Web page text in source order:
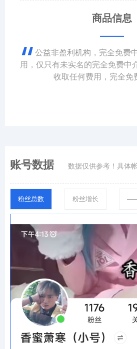
商品信息
公益非盈利机构，完全免费
用，仅只有未实名的完全免费中
收取任何费用，完全免
账号数据 数据仅供参考！具体
服！
粉丝总数 粉丝增长